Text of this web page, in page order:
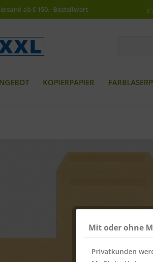
ab € 150,- Bestellwert
KOPIERPAPIER
Mit oder ohne
Privatkunden